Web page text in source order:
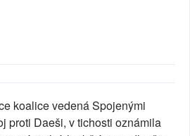
koalice vedená Spojenými
proti Daeši, v tichosti oznámila